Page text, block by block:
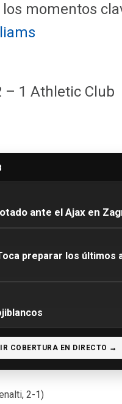
momentos
– 1 Athletic Club
ante el Ajax en
preparar los últimos
COBERTURA EN DIRECTO →
2-1)